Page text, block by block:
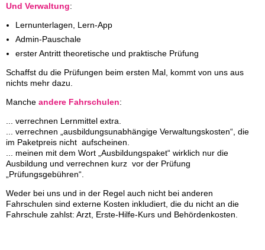
Und Verwaltung:
Lernunterlagen, Lern-App
Admin-Pauschale
erster Antritt theoretische und praktische Prüfung
Schaffst du die Prüfungen beim ersten Mal, kommt von uns aus
nichts mehr dazu.
Manche andere Fahrschulen:
... verrechnen Lernmittel extra.
... verrechnen „ausbildungsunabhängige Verwaltungskosten“, die
im Paketpreis nicht aufscheinen.
... meinen mit dem Wort „Ausbildungspaket“ wirklich nur die
Ausbildung und verrechnen kurz vor der Prüfung
„Prüfungsgebühren“.
Weder bei uns und in der Regel auch nicht bei anderen
Fahrschulen sind externe Kosten inkludiert, die du nicht an die
Fahrschule zahlst: Arzt, Erste-Hilfe-Kurs und Behördenkosten.